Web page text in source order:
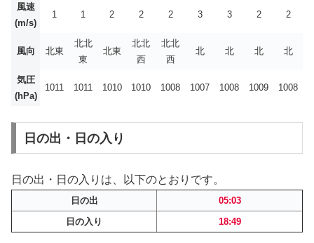
風速
(m/s)
1 1 2 2 2 3 3 2 2
風向 北東
北北
東
北東
北北
西
北北
西
北 北 北 北
気圧
(hPa)
1011 1011 1010 1010 1008 1007 1008 1009 1008
日の出・日の入り
日の出・日の入りは、以下のとおりです。
日の出
05:03
日の入り
18:49